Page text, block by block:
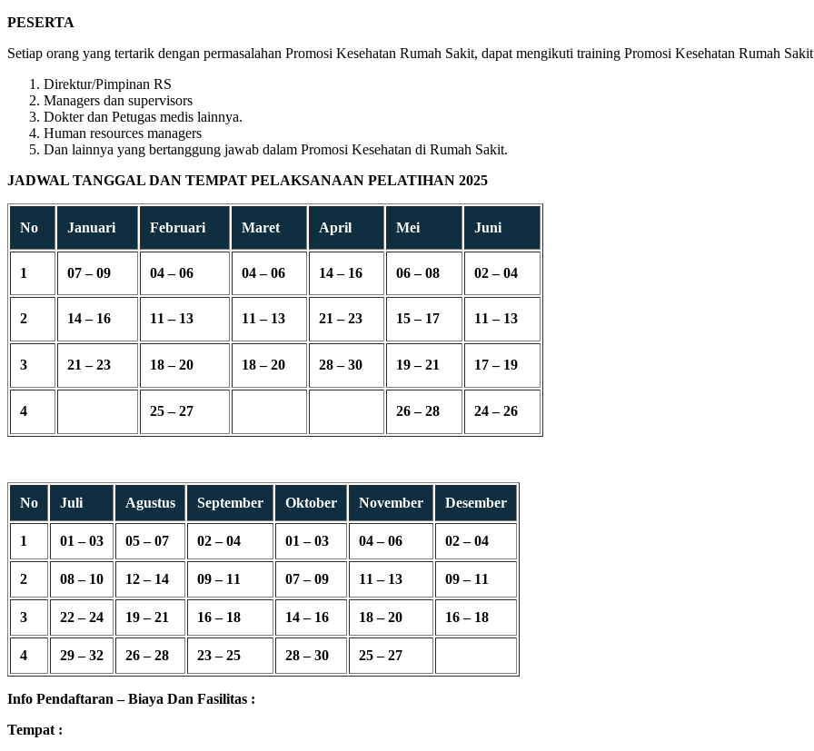
PESERTA
Setiap orang yang tertarik dengan permasalahan Promosi Kesehatan Rumah Sakit, dapat mengikuti training Promosi Kesehatan Rumah
Direktur/Pimpinan RS
Managers dan supervisors
Dokter dan Petugas medis lainnya.
Human resources managers
Dan lainnya yang bertanggung jawab dalam Promosi Kesehatan di Rumah Sakit.
JADWAL TANGGAL DAN TEMPAT PELAKSANAAN PELATIHAN 2025
No Januari Februari Maret April Mei Juni
1 07 – 09 04 – 06 04 – 06 14 – 16 06 – 08 02 – 04
2 14 – 16 11 – 13 11 – 13 21 – 23 15 – 17 11 – 13
3 21 – 23 18 – 20 18 – 20 28 – 30 19 – 21 17 – 19
4 25 – 27 26 – 28 24 – 26
No Juli Agustus September Oktober November Desember
1 01 – 03 05 – 07 02 – 04 01 – 03 04 – 06 02 – 04
2 08 – 10 12 – 14 09 – 11 07 – 09 11 – 13 09 – 11
3 22 – 24 19 – 21 16 – 18 14 – 16 18 – 20 16 – 18
4 29 – 32 26 – 28 23 – 25 28 – 30 25 – 27
Info Pendaftaran – Biaya Dan Fasilitas :
Tempat :